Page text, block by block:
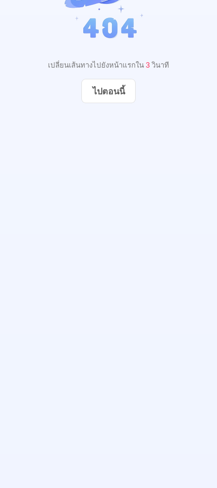
เปลี่ยนเส้นทางไปยังหน้าแรกใน 3 วินาที
ไปตอนนี้